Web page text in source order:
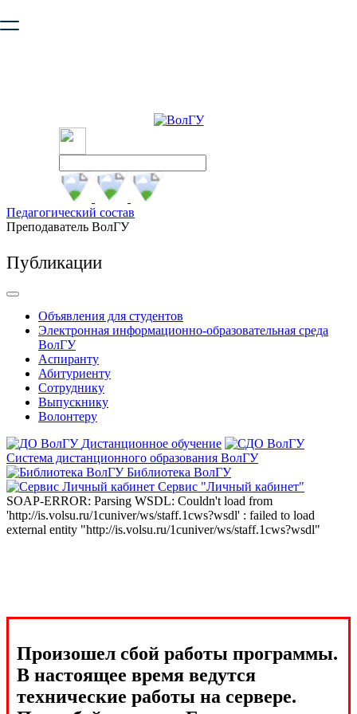
безопасную работу с сайтом. Пожалуйста
Педагогический состав
Преподаватель ВолГУ
Публикации
Объявления для студентов
Электронная информационно-образовательная среда
ВолГУ
Аспиранту
Абитуриенту
Сотруднику
Выпускнику
Волонтеру
Дистанционное обучение
Система дистанционного образования ВолГУ
Библиотека ВолГУ
Сервис "Личный кабинет"
SOAP-ERROR: Parsing WSDL: Couldn't load from
'http://is.volsu.ru/1cuniver/ws/staff.1cws?wsdl' : failed to load
external entity "http://is.volsu.ru/1cuniver/ws/staff.1cws?wsdl"
Произошел сбой работы программы.
В настоящее время ведутся
технические работы на сервере.